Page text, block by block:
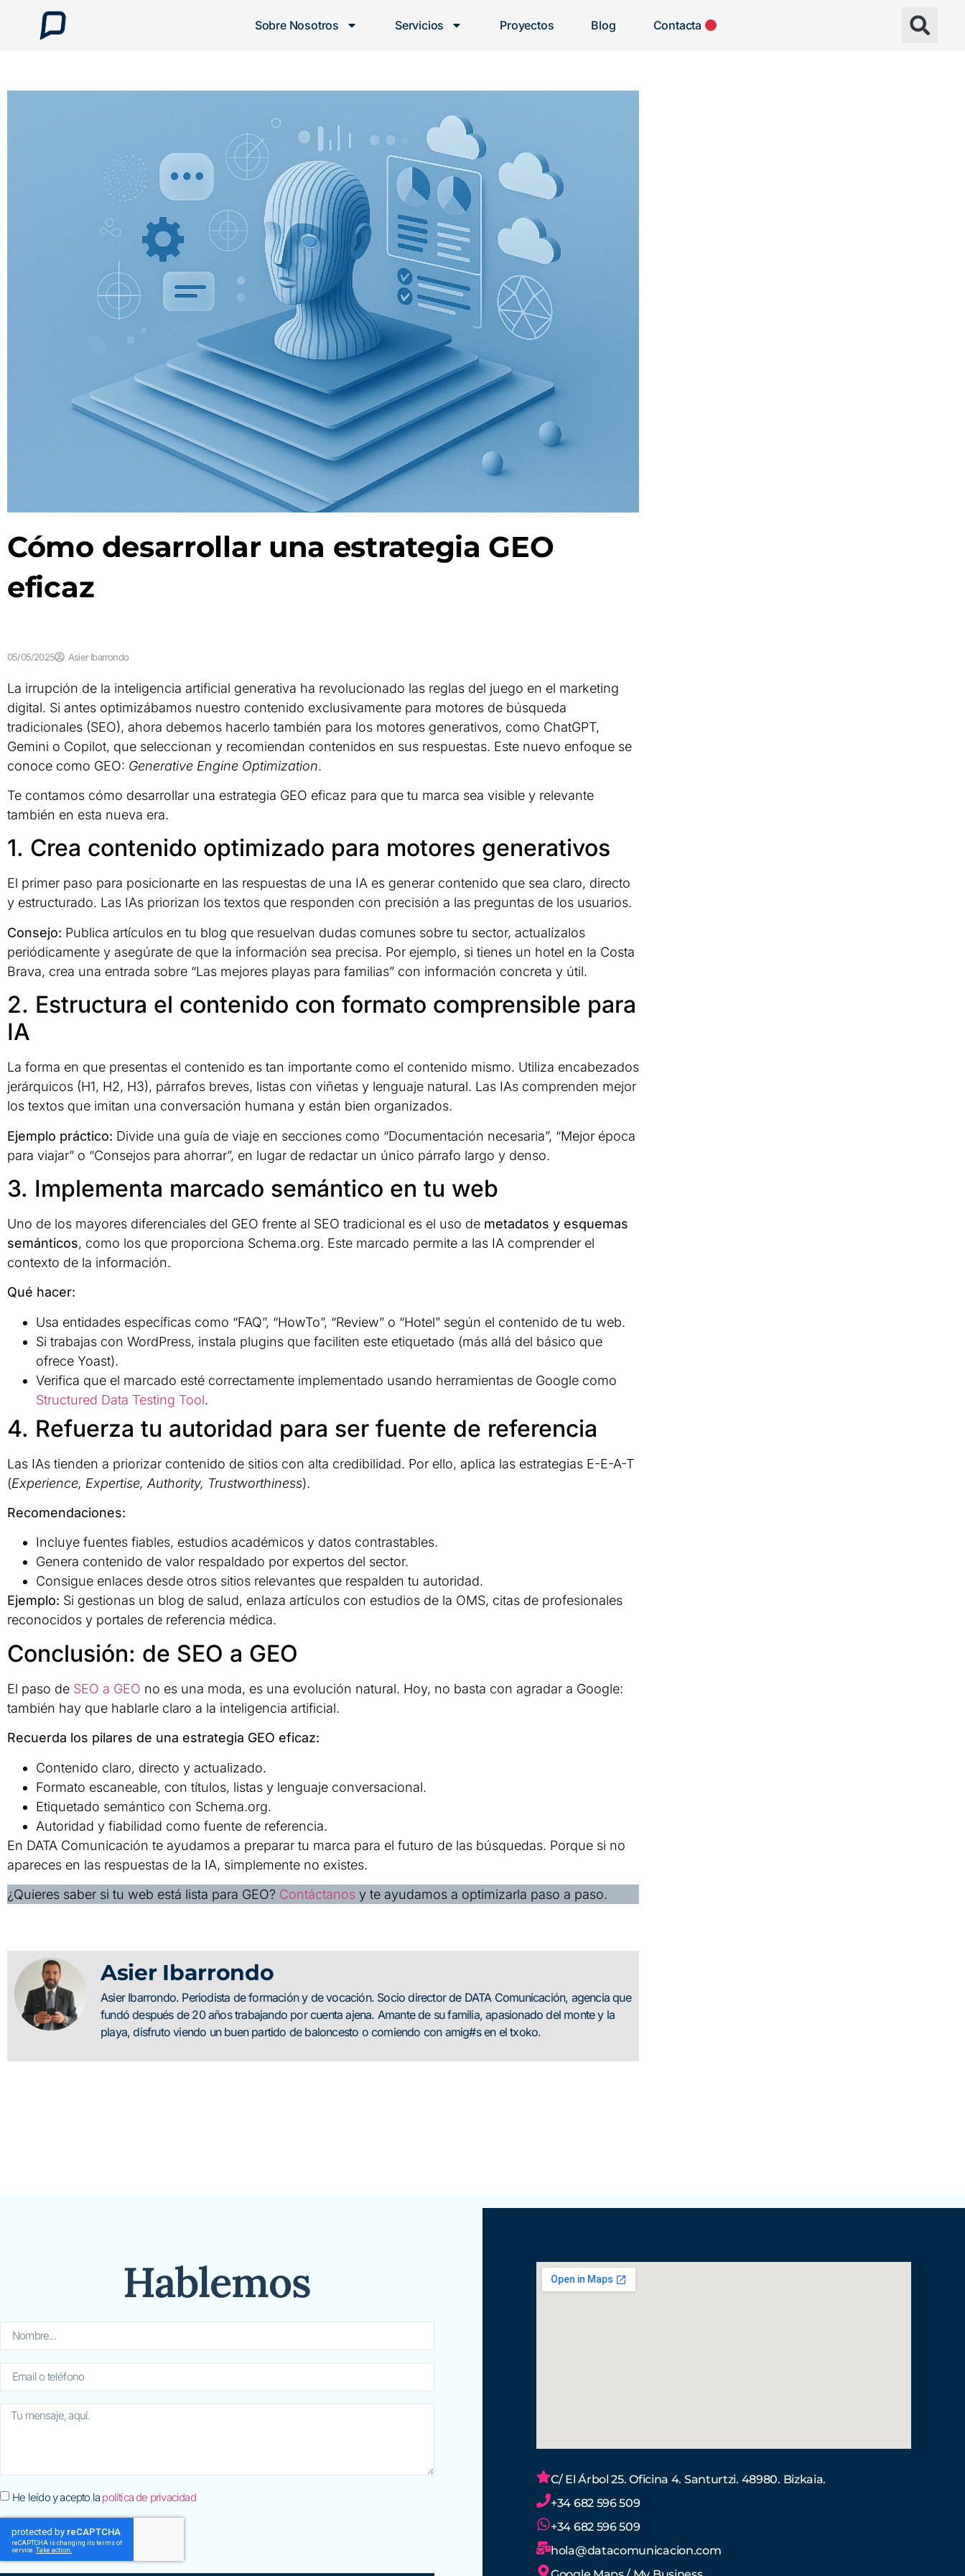
Sobre Nosotros Servicios Proyectos Blog Contacta
Cómo desarrollar una estrategia GEO
eficaz
05/05/2025 Asier Ibarrondo
La irrupción de la inteligencia artificial generativa ha revolucionado las reglas del juego en el marketing
digital. Si antes optimizábamos nuestro contenido exclusivamente para motores de búsqueda
tradicionales (SEO), ahora debemos hacerlo también para los motores generativos, como ChatGPT,
Gemini o Copilot, que seleccionan y recomiendan contenidos en sus respuestas. Este nuevo enfoque se
conoce como GEO: Generative Engine Optimization.
Te contamos cómo desarrollar una estrategia GEO eficaz para que tu marca sea visible y relevante
también en esta nueva era.
1. Crea contenido optimizado para motores generativos
El primer paso para posicionarte en las respuestas de una IA es generar contenido que sea claro, directo
y estructurado. Las IAs priorizan los textos que responden con precisión a las preguntas de los usuarios.
Consejo: Publica artículos en tu blog que resuelvan dudas comunes sobre tu sector, actualízalos
periódicamente y asegúrate de que la información sea precisa. Por ejemplo, si tienes un hotel en la Costa
Brava, crea una entrada sobre “Las mejores playas para familias” con información concreta y útil.
2. Estructura el contenido con formato comprensible para
IA
La forma en que presentas el contenido es tan importante como el contenido mismo. Utiliza encabezados
jerárquicos (H1, H2, H3), párrafos breves, listas con viñetas y lenguaje natural. Las IAs comprenden mejor
los textos que imitan una conversación humana y están bien organizados.
Ejemplo práctico: Divide una guía de viaje en secciones como “Documentación necesaria”, “Mejor época
para viajar” o “Consejos para ahorrar”, en lugar de redactar un único párrafo largo y denso.
3. Implementa marcado semántico en tu web
Uno de los mayores diferenciales del GEO frente al SEO tradicional es el uso de metadatos y esquemas
semánticos, como los que proporciona Schema.org. Este marcado permite a las IA comprender el
contexto de la información.
Qué hacer:
Usa entidades específicas como “FAQ”, “HowTo”, “Review” o “Hotel” según el contenido de tu web.
Si trabajas con WordPress, instala plugins que faciliten este etiquetado (más allá del básico que
ofrece Yoast).
Verifica que el marcado esté correctamente implementado usando herramientas de Google como
Structured Data Testing Tool.
4. Refuerza tu autoridad para ser fuente de referencia
Las IAs tienden a priorizar contenido de sitios con alta credibilidad. Por ello, aplica las estrategias E-E-A-T
(Experience, Expertise, Authority, Trustworthiness).
Recomendaciones:
Incluye fuentes fiables, estudios académicos y datos contrastables.
Genera contenido de valor respaldado por expertos del sector.
Consigue enlaces desde otros sitios relevantes que respalden tu autoridad.
Ejemplo: Si gestionas un blog de salud, enlaza artículos con estudios de la OMS, citas de profesionales
reconocidos y portales de referencia médica.
Conclusión: de SEO a GEO
El paso de SEO a GEO no es una moda, es una evolución natural. Hoy, no basta con agradar a Google:
también hay que hablarle claro a la inteligencia artificial.
Recuerda los pilares de una estrategia GEO eficaz:
Contenido claro, directo y actualizado.
Formato escaneable, con títulos, listas y lenguaje conversacional.
Etiquetado semántico con Schema.org.
Autoridad y fiabilidad como fuente de referencia.
En DATA Comunicación te ayudamos a preparar tu marca para el futuro de las búsquedas. Porque si no
apareces en las respuestas de la IA, simplemente no existes.
¿Quieres saber si tu web está lista para GEO? Contáctanos y te ayudamos a optimizarla paso a paso.
Asier Ibarrondo
Asier Ibarrondo. Periodista de formación y de vocación. Socio director de DATA Comunicación, agencia que
fundó después de 20 años trabajando por cuenta ajena. Amante de su familia, apasionado del monte y la
playa, disfruto viendo un buen partido de baloncesto o comiendo con amig#s en el txoko.
Hablemos
He leído y acepto la política de privacidad
C/ El Árbol 25. Oficina 4. Santurtzi. 48980. Bizkaia.
+34 682 596 509
+34 682 596 509
hola@datacomunicacion.com